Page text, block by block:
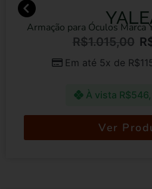
Armação para Óculos
R$1.015,00
Em até 5x de R$
À vista R$
Ver